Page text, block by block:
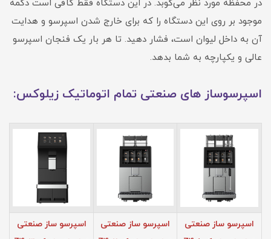
در محفظه مورد نظر می‌کوبد. در این دستگاه فقط کافی است دکمه
موجود بر روی این دستگاه را که برای خارج شدن اسپرسو و هدایت
آن به داخل لیوان است، فشار دهید. تا هر بار یک فنجان اسپرسو
عالی و یکپارچه به شما بدهد.
اسپرسوساز های صنعتی تمام اتوماتیک زیلوکس:
اسپرسو ساز صنعتی
اسپرسو ساز صنعتی
اسپرسو ساز صنعتی